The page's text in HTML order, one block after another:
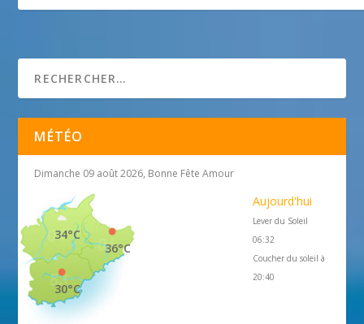
MÉTÉO
Dimanche 09 août 2026, Bonne Fête Amour
36°C
34°C
30°C
Aujourd'hui
Lever du Soleil
06:32
Coucher du soleil à
20:40